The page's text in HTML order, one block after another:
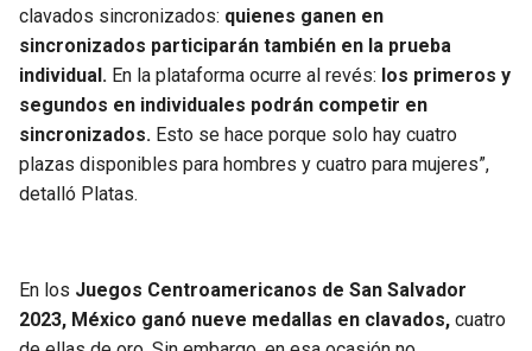
clavados sincronizados: quienes ganen en
sincronizados participarán también en la prueba
individual. En la plataforma ocurre al revés: los primeros y
segundos en individuales podrán competir en
sincronizados. Esto se hace porque solo hay cuatro
plazas disponibles para hombres y cuatro para mujeres”,
detalló Platas.
En los Juegos Centroamericanos de San Salvador
2023, México ganó nueve medallas en clavados, cuatro